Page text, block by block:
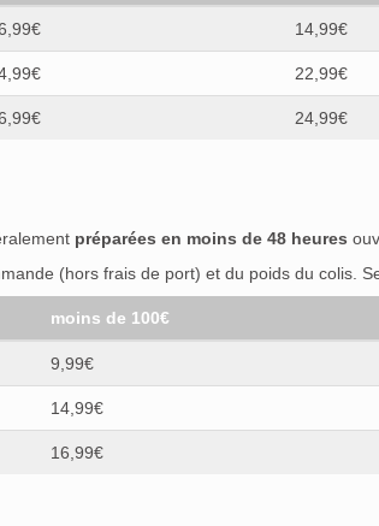
14,99€
22,99€
24,99€
préparées en moins de 48 heures
(hors frais de port) et du poids du colis.
moins de 100€
9,99€
14,99€
16,99€